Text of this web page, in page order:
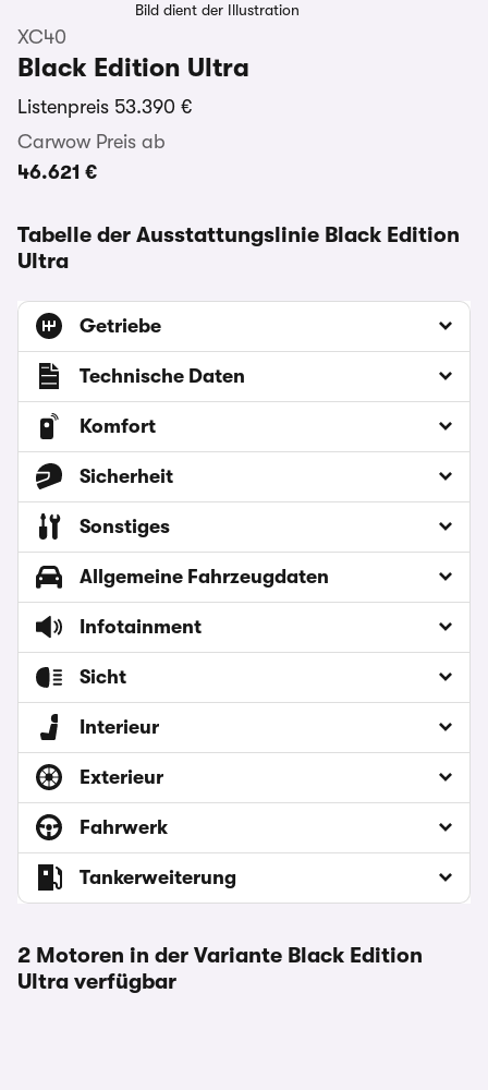
Bild dient der Illustration
XC40
Black Edition Ultra
Listenpreis 53.390 €
Carwow Preis ab
46.621 €
Tabelle der Ausstattungslinie Black Edition
Ultra
Getriebe
Technische Daten
Komfort
Sicherheit
Sonstiges
Allgemeine Fahrzeugdaten
Infotainment
Sicht
Interieur
Exterieur
Fahrwerk
Tankerweiterung
2 Motoren in der Variante Black Edition
Ultra verfügbar